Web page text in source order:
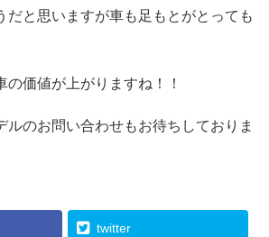
だと思いますが車も足もとがとっても
の価値が上がりますね！！
ルのお問い合わせもお待ちしておりま
twitter